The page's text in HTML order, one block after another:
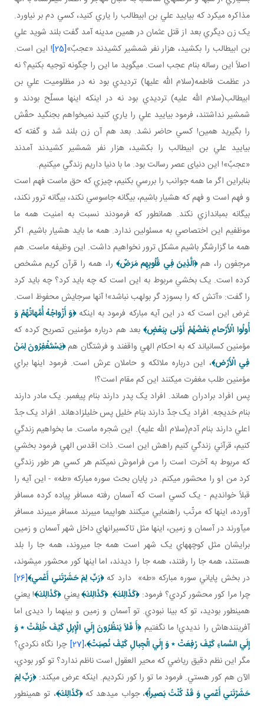
مذاکره مي کرد که بياييد علي بن ابيطالب را ياري کنيد، کسي دم بر نياورد.
يک زن ديگري بعد از قتل عثمان در همين مدينه آمد گفت بلند شويد علي
بن ابيطالب را بکشيد، هزار نفر شمشير کشيدند «عجبٌ»[25]
! اين است.
اصلاً اين رساله بنام عجب است. مي گويد ما اين را چگونه توجيه بکنيم؟ نه
در عظمت فاطمه(سلام الله عليها) ترديدي بود نه در مظلوميت علي بن
ابيطالب(سلام الله عليه) ترديدي بود نه در اينکه اينها مسلّح بودند و
شمشير نداشتند، فرمود بياييد علي را ياري کنيد نمي خواهم بجنگيد حقّش
را بگيريد همين! کسي حاضر نشد. بعد هم آن زن بلند شد و گفته که
بياييد علي بن ابيطالب را بکشيد، هزار نفر شمشير کشيدند آمدند
«عجبٌ»! اين دنيای عصر رسالت بود. ما با دنيا داريم زندگي مي کنيم.
بنابراين اگر ما همه جوانب را بررسي بکنيم، چيزي که حق ماست فهم است
و فهم است و فهم که هشيار باشيم، بيگانه جاسوسي نکند، بيگانه ترور نکند،
بيگانه بمب اندازي نکند. همان طور که فرمودند نسبت به امنيت همه ما
موظفيم اين اختصاصي به مسئولين ندارد. همه ما بايد هشيار باشيم. اگر
همه ما گزارشگر باشيم مشکل ترور نخواهيم داشت. اين وظيفه ماست. هم
مرجفون را، هم﴿الَّذِينَ فِي قُلُوبِهِم مَرَضٌ﴾ را، همه را قرآن کريم مشخص
کرده است. يک بخشي مربوط به اين است که چه بايد کرد؟ چه بايد کرد
را گفت: «آتش که را بسوزد گر بولهب نباشد»! آنها سرجايش محفوظ است.
غرض اين است که در اين آيه مبارکه فرمود به اينکه﴿وَ أَزْواجُهُ أُمَّهاتُهُمْ وَ
أُولُوا الْأَرْحامِ بَعْضُهُمْ أَوْلى‏ بِبَعْضٍ﴾ بعد هم درباره مؤمنين تصريح کرده که
مؤمنين کساني اند که به احکام الهي واقفند و فرشتگان هم﴿يَسْتَغْفِرُونَ لِمَنْ
فِي الْأَرْض‏﴾، اين درباره ملائکه و حاملان عرش است. فرمود اينها براي
مؤمنين طلب مغفرت مي کنند اين کم مقام است؟!
پس افراد برادران هم اند. افراد يک پدر دارند بنام پيغمبر. يک مادر دارند
بنام خديجه. افراد يک جدّ دارند بنام خليل پس خليل زاده اند. افراد يک جدّ
اعلي دارند بنام آدم(سلام الله عليه). اين شجره ماست. ما بخواهيم زندگي
کنيم، قرآني زندگي کنيم راهش اين است. ذات اقدس الهي فرمود بخشي
که مربوط به آخرت است را من فراموش نمي کنم هر کسي هر طور زندگي
کرد من او را محشور مي کنم. در پايان بحث سوره مبارکه «طه» - اين آيه را
قبلاً خوانديم - يک کسي است که آسمان رفته مسافر پياده کرده مسافر
آورده، اينها که مرتّب راهنمايي مي کنند هواپيما مي برند مسافر مي برند مسافر
مي آورند در آسمان و زمين، اينها مثل تاکسيران هاي داخل شهر آسمان و زمين
برايشان مثل کوچه هاي يک شهر است همه جا مي روند، همه جا را بلد
هستند، همه جا را رفتند، همه جا را ديدند، اما اينها کور محشور مي شوند،
در بخش پاياني سوره مبارکه «طه» دارد که﴿رَبِّ لِمَ حَشَرْتَني‏ أَعْمي‏﴾[26]
چرا مرا کور محشور کردي؟ فرمود:﴿كَذَالِكَ﴾.﴿كَذَالِكَ﴾يعني﴿كَذَالِكَ﴾! يعني
همين طور بوديد، تو که بينا نبودي. تو آسمان و زمين و بينهما را ديدی اما
آفريننده اش را نديدي! ما نگفتيم﴿أَ فَلاَ يَنظُرُونَ إِلَي الْإِبِلِ كَيْفَ خُلِقَتْ ٭وَ
إِلَي السَّماءِ كَيْفَ رُفِعَتْ ٭وَ إِلَي الْجِبالِ كَيْفَ نُصِبَتْ﴾،[27]
چرا نگاه نکردي؟
مگر اين نظم دقيق رياضي که محير العقول است ناظم ندارد؟ تو کور بودي،
الآن هم کور هستي. فرمود ما تو را کور نکرديم. اينکه عرض مي کند:﴿رَبِّ لِمَ
حَشَرْتَني‏ أَعْمي‏ وَ قَدْ كُنْتُ بَصيراً﴾، جواب مي دهد که﴿كَذَالِكَ﴾، تو همين طور